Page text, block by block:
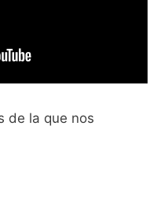
de la que nos